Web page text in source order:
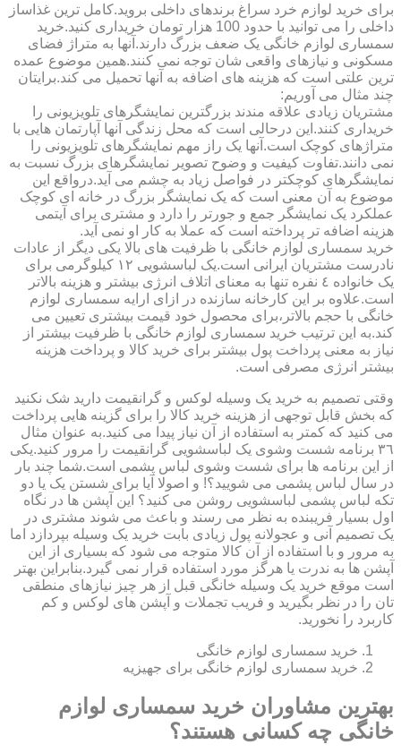
برای خرید لوازم خرد سراغ برندهای داخلی بروید.کامل ترین غذاساز
داخلی را می توانید با حدود 100 هزار تومان خریداری کنید.خرید
سمساری لوازم خانگی یک ضعف بزرگ دارند.آنها به متراژ فضای
مسکونی و نیازهای واقعی شان توجه نمی کنند.همین موضوع عمده
ترین علتی است که هزینه های اضافه به آنها تحمیل می کند.برایتان
چند مثال می آوریم:
مشتریان زیادی علاقه مندند بزرگترین نمایشگرهای تلویزیونی را
خریداری کنند.این درحالی است که محل زندگی آنها آپارتمان هایی با
متراژهای کوچک است.آنها یک راز مهم نمایشگرهای تلویزیونی را
نمی دانند.تفاوت کیفیت و وضوح تصویر نمایشگرهای بزرگ نسبت به
نمایشگرهای کوچکتر در فواصل زیاد به چشم می آید.درواقع این
موضوع به آن معنی است که یک نمایشگر بزرگ در خانه ای کوچک
عملکرد یک نمایشگر جمع و جورتر را دارد و مشتری برای آیتمی
هزینه اضافه تر پرداخته است که عملا به کار او نمی آید.
خرید سمساری لوازم خانگی با ظرفیت های بالا یکی دیگر از عادات
نادرست مشتریان ایرانی است.یک لباسشویی ١٢ کیلوگرمی برای
یک خانواده ٤ نفره تنها به معنای اتلاف انرژی بیشتر و هزینه بالاتر
است.علاوه بر این کارخانه سازنده در ازای ارایه سمساری لوازم
خانگی با حجم بالاتر،برای محصول خود قیمت بیشتری تعیین می
کند.به این ترتیب خرید سمساری لوازم خانگی با ظرفیت بیشتر از
نیاز به معنی پرداخت پول بیشتر برای خرید کالا و پرداخت هزینه
بیشتر انرژی مصرفی است.
وقتی تصمیم به خرید یک وسیله لوکس و گرانقیمت دارید شک نکنید
که بخش قابل توجهی از هزینه خرید کالا را برای گزینه هایی پرداخت
می کنید که کمتر به استفاده از آن نیاز پیدا می کنید.به عنوان مثال
٣٦ برنامه شست وشوی یک لباسشویی گرانقیمت را مرور کنید.یکی
از این برنامه ها برای شست وشوی لباس پشمی است.شما چند بار
در سال لباس پشمی می شویید؟! و اصولا آیا برای شستن یک یا دو
تکه لباس پشمی لباسشویی روشن می کنید؟ این آپشن ها در نگاه
اول بسیار فریبنده به نظر می رسند و باعث می شوند مشتری در
یک تصمیم آنی و عجولانه پول زیادی بابت خرید یک وسیله بپردازد اما
به مرور و با استفاده از آن کالا متوجه می شود که بسیاری از این
آپشن ها به ندرت یا هرگز مورد استفاده قرار نمی گیرد.بنابراین بهتر
است موقع خرید یک وسیله خانگی قبل از هر چیز نیازهای منطقی
تان را در نظر بگیرید و فریب تجملات و آپشن های لوکس و کم
کاربرد را نخورید.
خرید سمساری لوازم خانگی
خرید سمساری لوازم خانگی برای جهیزیه
بهترین مشاوران خرید سمساری لوازم
خانگی چه کسانی هستند؟